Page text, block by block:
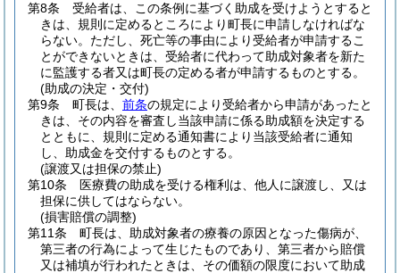
第8条
受給者は、この条例に基づく助成を受けようとすると
きは、規則に定めるところにより町長に申請しなければな
らない。 ただし、死亡等の事由により受給者が申請するこ
とができないときは、受給者に代わって助成対象者を新た
に監護する者又は町長の定める者が申請するものとする。
(助成の決定・交付)
第9条
町長は、 前条の規定により受給者から申請があったと
きは、その内容を審査し当該申請に係る助成額を決定する
とともに、規則に定める通知書により当該受給者に通知
し、助成金を交付するものとする。
(譲渡又は担保の禁止)
第10条
医療費の助成を受ける権利は、他人に譲渡し、又は
担保に供してはならない。
(損害賠償の調整)
第11条
町長は、助成対象者の療養の原因となった傷病が、
第三者の行為によって生じたものであり、第三者から賠償
又は補填が行われたときは、その価額の限度において助成